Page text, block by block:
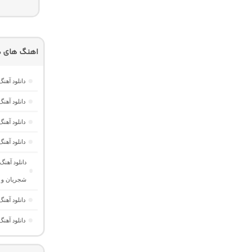
اهنگ های
دانلود
دانلود
دانلود
دانلود آهنگ تیرا 1 “اولین قسمت از پادکست تیرا کاری” (ریمیکس
دانلود
شجریان و
دانلود
دانلود